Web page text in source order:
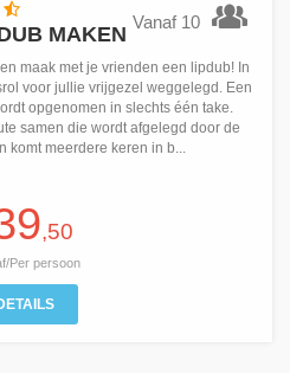
Vanaf 10
MAKEN
maak met je vrienden een lipdub! In
voor jullie vrijgezel weggelegd. Een
opgenomen in slechts één take.
samen die wordt afgelegd door de
komt meerdere keren in b...
,50
Per persoon